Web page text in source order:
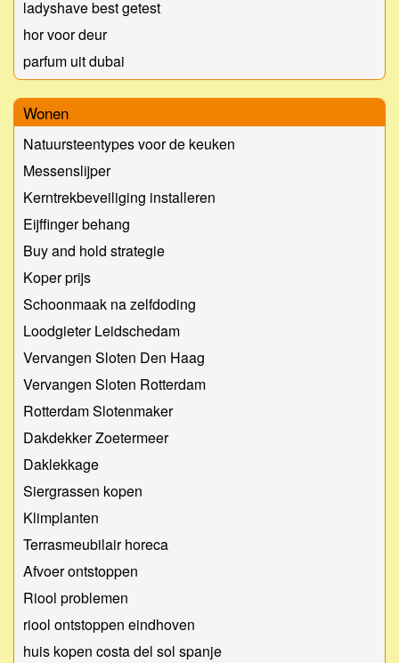
ladyshave best getest
hor voor deur
parfum uit dubai
Wonen
Natuursteentypes voor de keuken
Messenslijper
Kerntrekbeveiliging installeren
Eijffinger behang
Buy and hold strategie
Koper prijs
Schoonmaak na zelfdoding
Loodgieter Leidschedam
Vervangen Sloten Den Haag
Vervangen Sloten Rotterdam
Rotterdam Slotenmaker
Dakdekker Zoetermeer
Daklekkage
Siergrassen kopen
Klimplanten
Terrasmeubilair horeca
Afvoer ontstoppen
Riool problemen
riool ontstoppen eindhoven
huis kopen costa del sol spanje